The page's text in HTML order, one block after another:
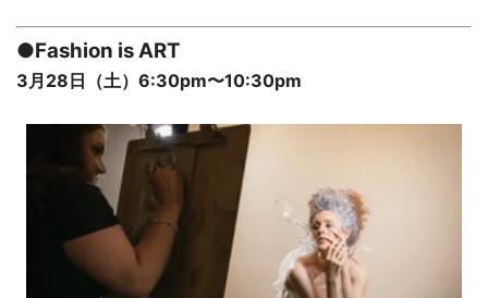
●Fashion is ART
3月28日（土）6:30pm〜10:30pm